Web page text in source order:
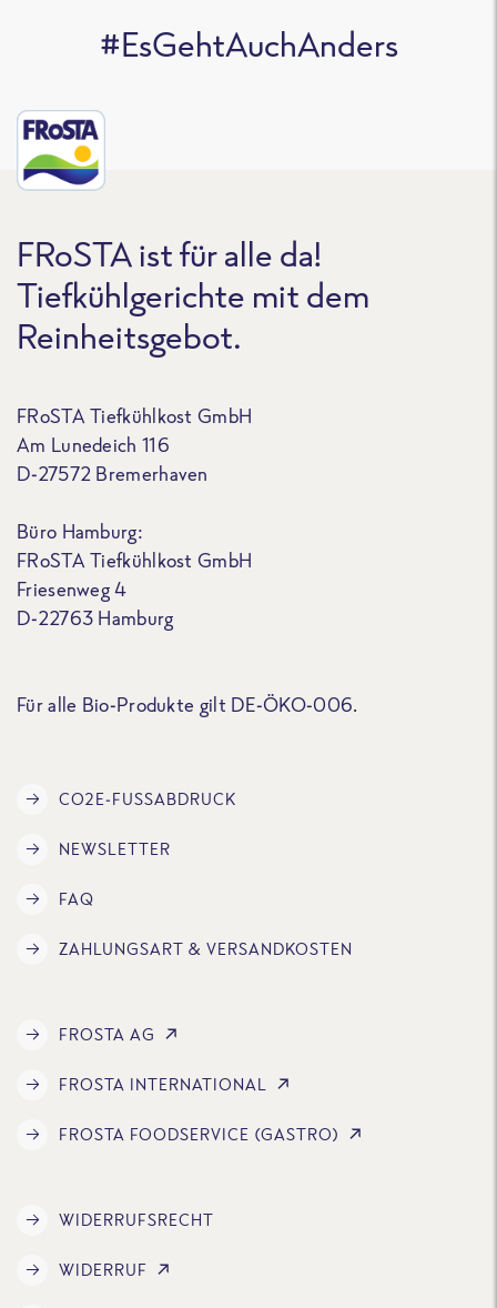
#EsGehtAuchAnders
FRoSTA ist für alle da!
Tiefkühlgerichte mit dem
Reinheitsgebot.
FRoSTA Tiefkühlkost GmbH
Am Lunedeich 116
D-27572 Bremerhaven
Büro Hamburg:
FRoSTA Tiefkühlkost GmbH
Friesenweg 4
D-22763 Hamburg
Für alle Bio-Produkte gilt DE-ÖKO-006.
CO2E-FUSSABDRUCK
NEWSLETTER
FAQ
ZAHLUNGSART & VERSANDKOSTEN
FROSTA AG
FROSTA INTERNATIONAL
FROSTA FOODSERVICE (GASTRO)
WIDERRUFSRECHT
WIDERRUF